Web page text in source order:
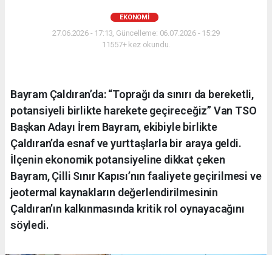
EKONOMI
27.06.2026 - 17:13, Güncelleme: 06.07.2026 - 15:29
11557+ kez okundu.
Bayram Çaldıran’da: “Toprağı da sınırı da bereketli,
potansiyeli birlikte harekete geçireceğiz” Van TSO
Başkan Adayı İrem Bayram, ekibiyle birlikte
Çaldıran’da esnaf ve yurttaşlarla bir araya geldi.
İlçenin ekonomik potansiyeline dikkat çeken
Bayram, Çilli Sınır Kapısı’nın faaliyete geçirilmesi ve
jeotermal kaynakların değerlendirilmesinin
Çaldıran’ın kalkınmasında kritik rol oynayacağını
söyledi.